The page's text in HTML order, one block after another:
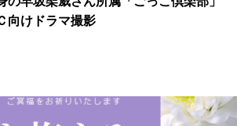
向けドラマ撮影